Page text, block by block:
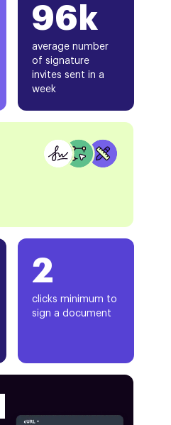
96k
average number
of signature
invites sent in a
week
2
clicks minimum to
sign a document